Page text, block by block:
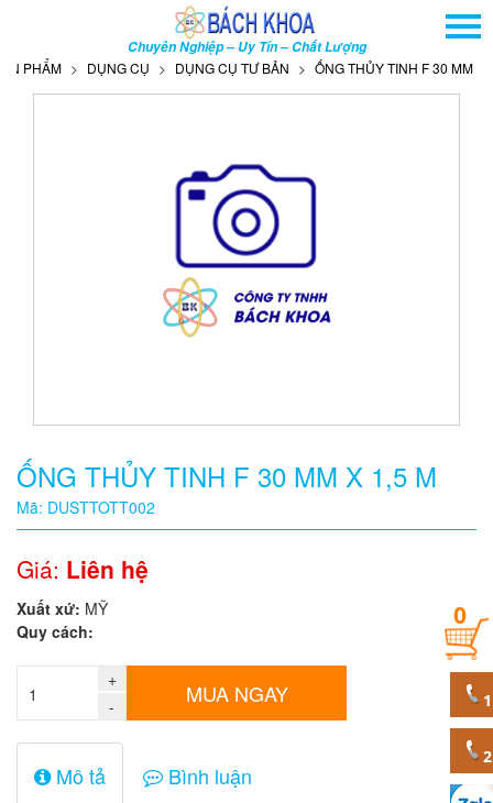
Chuyên Nghiệp – Uy Tín – Chất Lượng
GIỚI THIỆU
Quy
Giá:
đ
phẩm
0
DỤNG CỤ DỤNG CỤ TƯ BẢN ỐNG THỦY TINH F 30 MM X 1,5
ỐNG THỦY TINH F 30 MM X 1,5 M
Mã: DUSTTOTT002
Giá: Liên hệ
Xuất xứ: MỸ
Quy cách:
+
-
MUA NGAY
Mô tả Bình luận